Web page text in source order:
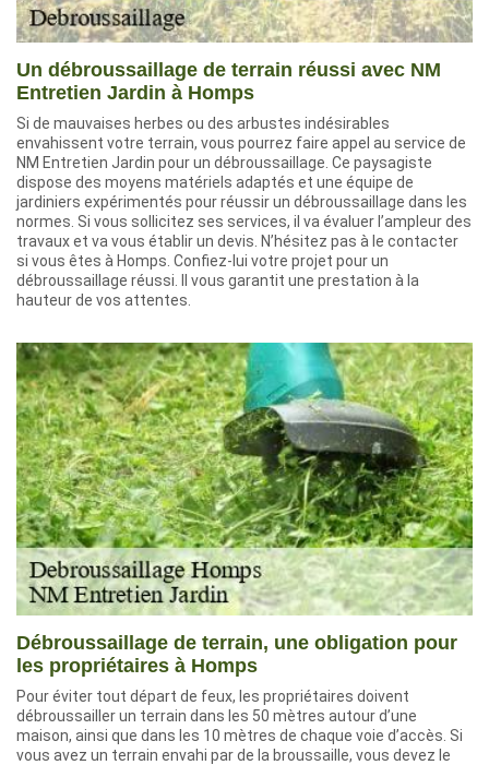
Un débroussaillage de terrain réussi avec NM
Entretien Jardin à Homps
Si de mauvaises herbes ou des arbustes indésirables
envahissent votre terrain, vous pourrez faire appel au service de
NM Entretien Jardin pour un débroussaillage. Ce paysagiste
dispose des moyens matériels adaptés et une équipe de
jardiniers expérimentés pour réussir un débroussaillage dans les
normes. Si vous sollicitez ses services, il va évaluer l’ampleur des
travaux et va vous établir un devis. N’hésitez pas à le contacter
si vous êtes à Homps. Confiez-lui votre projet pour un
débroussaillage réussi. Il vous garantit une prestation à la
hauteur de vos attentes.
Débroussaillage de terrain, une obligation pour
les propriétaires à Homps
Pour éviter tout départ de feux, les propriétaires doivent
débroussailler un terrain dans les 50 mètres autour d’une
maison, ainsi que dans les 10 mètres de chaque voie d’accès. Si
vous avez un terrain envahi par de la broussaille, vous devez le